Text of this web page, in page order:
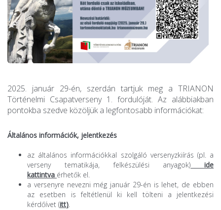
2025. január 29-én, szerdán tartjuk meg a TRIANON
Történelmi Csapatverseny 1. fordulóját. Az alábbiakban
pontokba szedve közöljük a legfontosabb információkat:
Általános információk, jelentkezés
az általános információkkal szolgáló versenyzkiírás (pl. a
verseny tematikája, felkészülési anyagok)
ide
kattintva érhetők el.
a versenyre nevezni még január 29-én is lehet, de ebben
az esetben is feltétlenül ki kell tölteni a jelentkezési
kérdőívet (itt).